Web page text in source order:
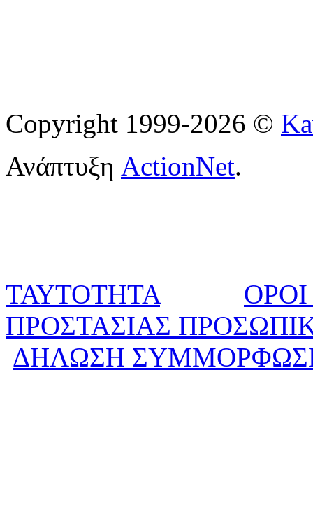
Copyright 1999-2026 ©
Ανάπτυξη ActionNet.
ΤΑΥΤΟΤΗΤΑ
ΠΡΟΣΤΑΣΙΑΣ
ΔΗΛΩΣΗ